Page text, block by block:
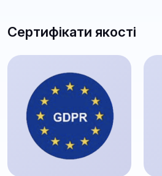
Сертифікати якості